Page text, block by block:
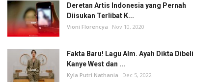
Deretan Artis Indonesia yang Pernah
Diisukan Terlibat K...
Vioni Florencya Nov 10, 2020
Fakta Baru! Lagu Alm. Ayah Dikta Dibeli
Kanye West dan ...
Kyla Putri Nathania Dec 5, 2022